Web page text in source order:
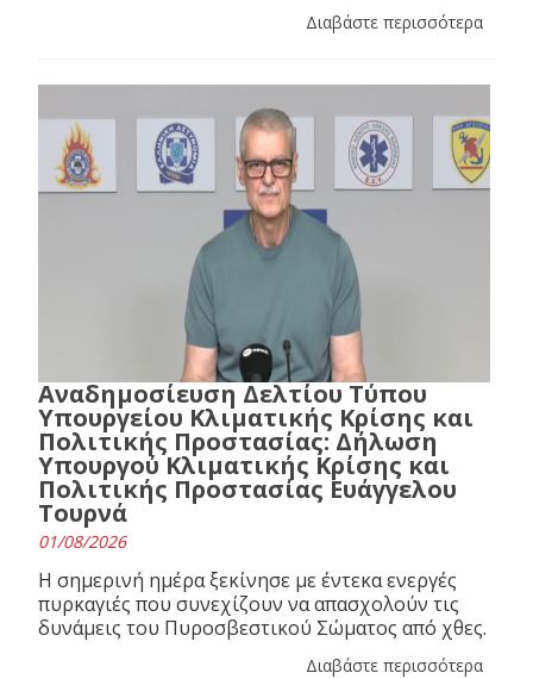
Διαβάστε περισσότερα
Αναδημοσίευση Δελτίου Τύπου
Υπουργείου Κλιματικής Κρίσης και
Πολιτικής Προστασίας: Δήλωση
Υπουργού Κλιματικής Κρίσης και
Πολιτικής Προστασίας Ευάγγελου
Τουρνά
01/08/2026
Η σημερινή ημέρα ξεκίνησε με έντεκα ενεργές
πυρκαγιές που συνεχίζουν να απασχολούν τις
δυνάμεις του Πυροσβεστικού Σώματος από χθες.
Διαβάστε περισσότερα